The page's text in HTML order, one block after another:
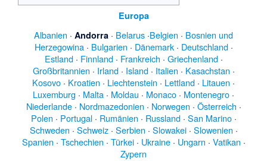
Europa
Albanien · Andorra · Belarus ·Belgien · Bosnien und
Herzegowina· Bulgarien · Dänemark· Deutschland·
Estland· Finnland· Frankreich · Griechenland·
Großbritannien · Irland· Island· Italien · Kasachstan ·
Kosovo · Kroatien · Liechtenstein · Lettland · Litauen ·
Luxemburg · Malta · Moldau · Monaco · Montenegro ·
Niederlande· Nordmazedonien · Norwegen · Österreich ·
Polen · Portugal· Rumänien · Russland· San Marino·
Schweden · Schweiz· Serbien · Slowakei· Slowenien ·
Spanien · Tschechien · Türkei· Ukraine· Ungarn · Vatikan ·
Zypern